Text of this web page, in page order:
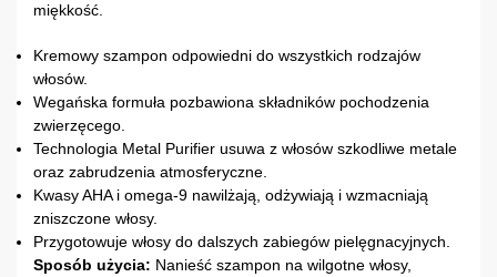
miękkość.
Kremowy szampon odpowiedni do wszystkich rodzajów
włosów.
Wegańska formuła pozbawiona składników pochodzenia
zwierzęcego.
Technologia Metal Purifier usuwa z włosów szkodliwe metale
oraz zabrudzenia atmosferyczne.
Kwasy AHA i omega-9 nawilżają, odżywiają i wzmacniają
zniszczone włosy.
Przygotowuje włosy do dalszych zabiegów pielęgnacyjnych.
Sposób użycia: Nanieść szampon na wilgotne włosy,